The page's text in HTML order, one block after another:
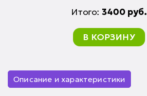
Итого: 3400 руб.
В КОРЗИНУ
Описание и характеристики